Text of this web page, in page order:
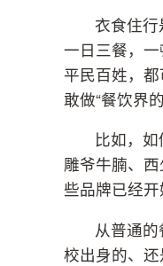
衣食住
一日三餐，
平民百姓，
敢做“餐饮界
比如，
雕爷牛腩、
些品牌已经
从普通
校出身的、